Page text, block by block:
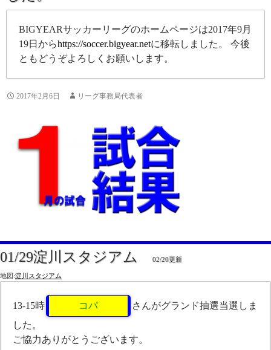
BIGYEARサッカーリーグのホームページは2017年9月
19日からhttps://soccer.bigyear.netに移転しました。 今後
ともどうぞよろしくお願いします。
2017年2月6日 リーグ事務局代表者
01/29淀川スタジアム 02/20更新
地図:淀川スタジアム
13-15時 コパ
さんがグランド抽選当選しま
した。
ご協力ありがとうございます。